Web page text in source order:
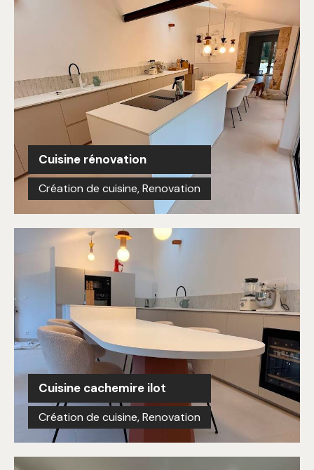
Cuisine rénovation
Création de cuisine,Renovation
Cuisine cachemire ilot
Création de cuisine,Renovation